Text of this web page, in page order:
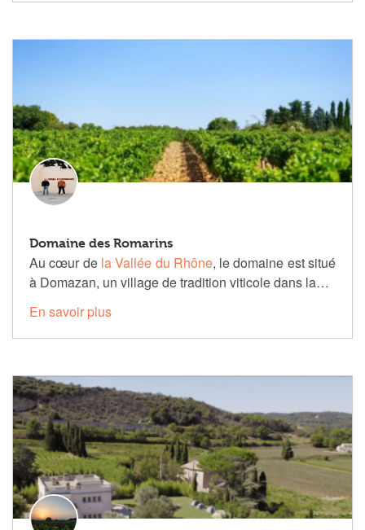
Domaine des Romarins
Au cœur de la Vallée du Rhône, le domaine est situé
à Domazan, un village de tradition viticole dans la…
En savoir plus